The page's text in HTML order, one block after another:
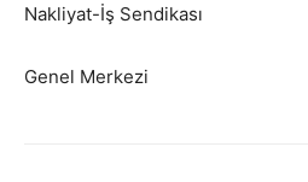
Nakliyat-İş Sendikası
Genel Merkezi